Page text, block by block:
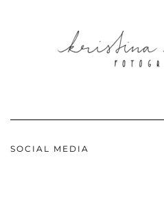
SOCIAL MEDIA